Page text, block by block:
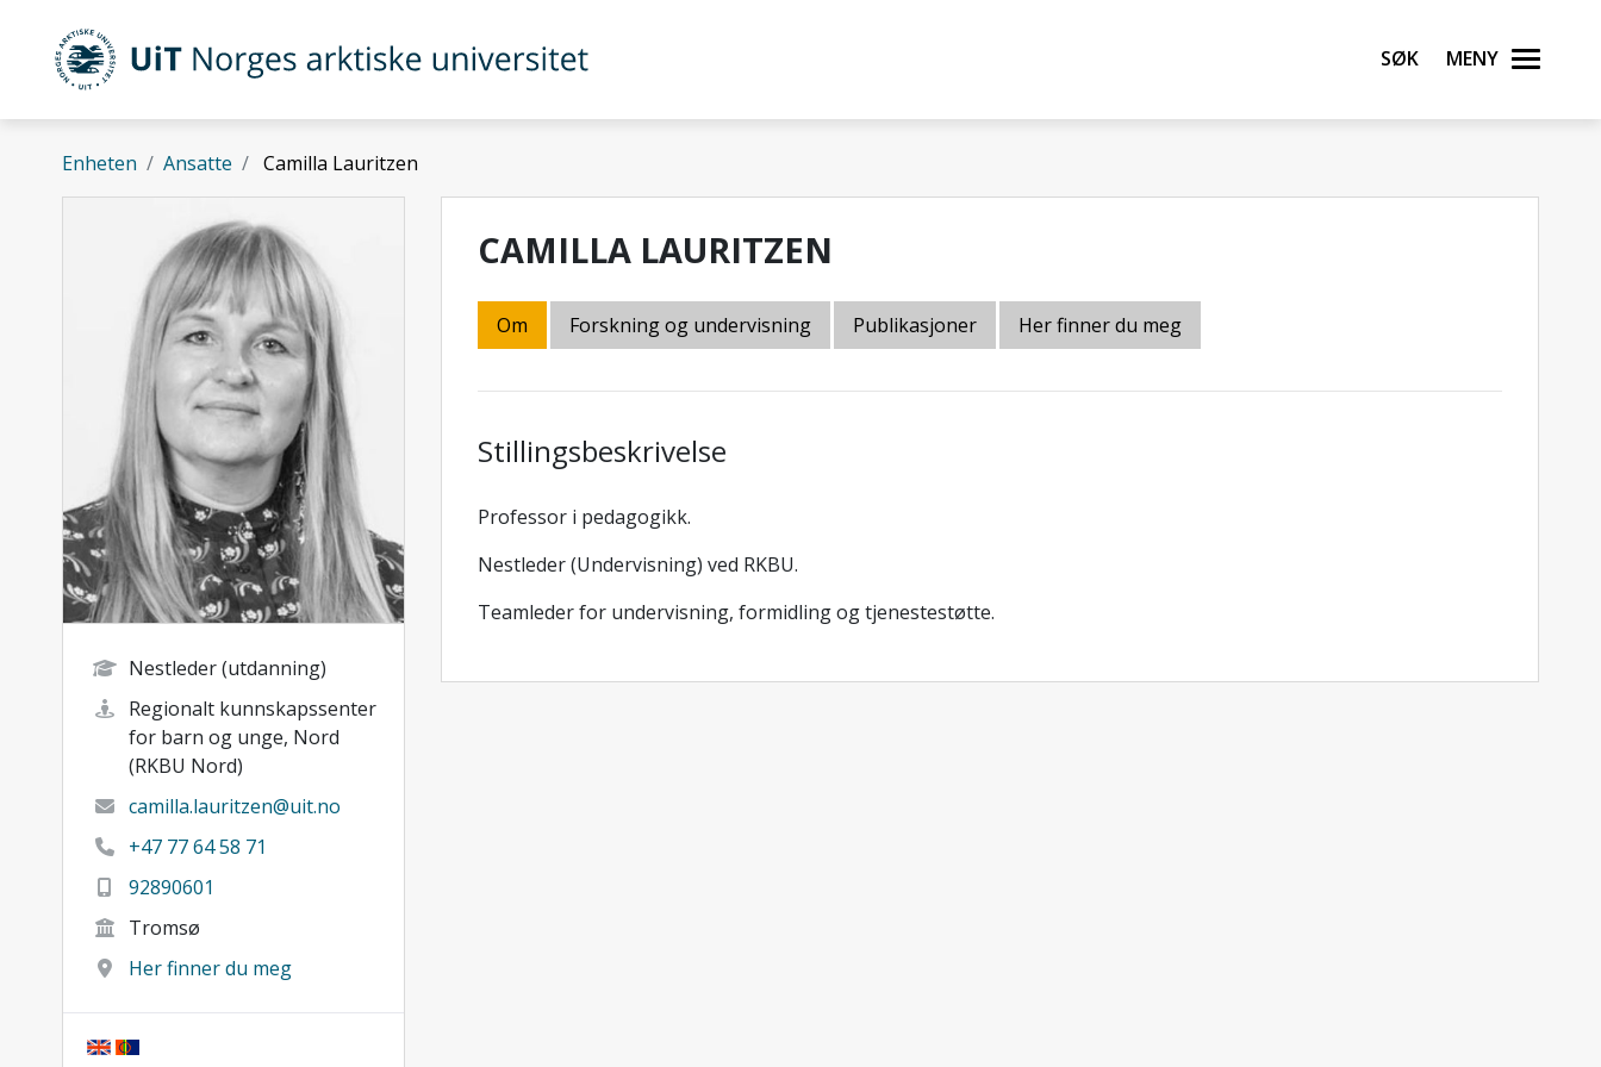
Gå til hovedinnhold
UiT Norges arktiske universitet Søk Meny
Enheten Ansatte Camilla Lauritzen
Nestleder (utdanning)
Regionalt kunnskapssenter
for barn og unge, Nord
(RKBU Nord)
camilla.lauritzen@uit.no
+47 77 64 58 71
92890601
Tromsø
Her finner du meg
CAMILLA LAURITZEN
Om Forskning og undervisning Publikasjoner Her finner du meg
Stillingsbeskrivelse
Professor i pedagogikk.
Nestleder (Undervisning) ved RKBU.
Teamleder for undervisning, formidling og tjenestestøtte.